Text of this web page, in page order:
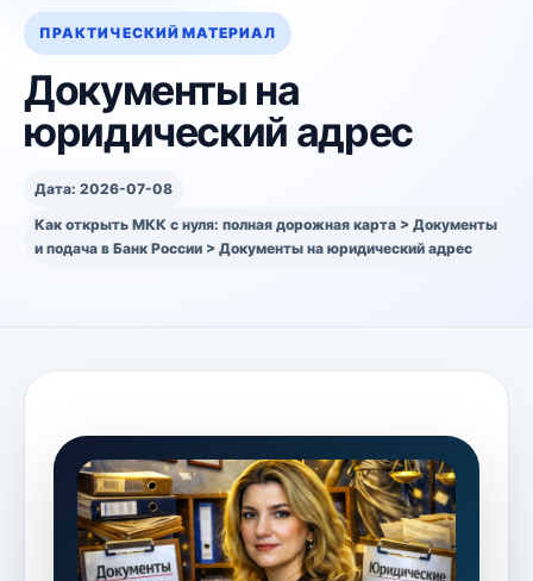
ПРАКТИЧЕСКИЙ МАТЕРИАЛ
Документы на
юридический адрес
Дата: 2026-07-08
Как открыть МКК с нуля: полная дорожная карта > Документы
и подача в Банк России > Документы на юридический адрес